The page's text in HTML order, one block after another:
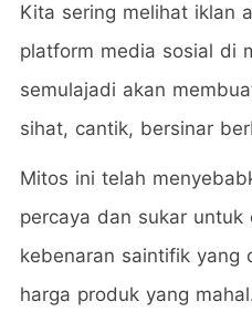
Kita sering melihat iklan
platform media sosial di
semulajadi akan
sihat, cantik, bersinar
Mitos ini telah
percaya dan sukar untuk
kebenaran saintifik yang
harga produk yang